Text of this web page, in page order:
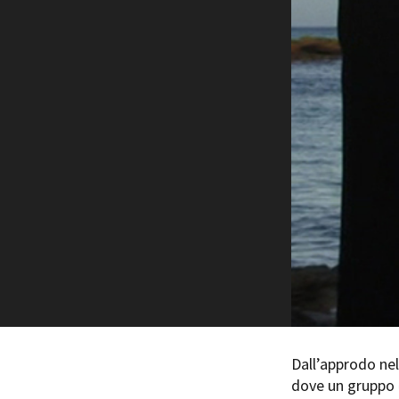
Bilancio sociale
Amministrazione trasparente
Bandi e gare
Sostenibilità ambientale
Servizi generali
Location scouting
Spazi nella sede FCTP
Sala Casting
Sala Paolo Tenna
Piemonte Film Tv Fund
Piemonte Doc Film Fund
Short Film Fund
Dall’approdo
dove un